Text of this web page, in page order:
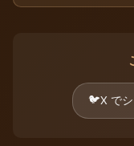
🐦X で